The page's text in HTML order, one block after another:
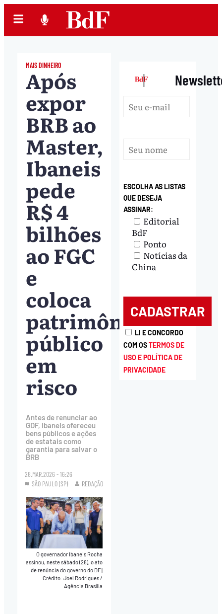
MAIS DINHEIRO
Após
expor
BRB ao
Master,
Ibaneis
pede
R$ 4
bilhões
ao FGC
e
coloca
patrimônio
público
em
risco
Antes de renunciar ao
GDF, Ibaneis ofereceu
bens públicos e ações
de estatais como
garantia para salvar o
BRB
28.MAR.2026 - 16:26
SÃO PAULO (SP)
REDAÇÃO
O governador Ibaneis Rocha
assinou, neste sábado (28), o ato
de renúncia do governo do DF|
Crédito: Joel Rodrigues /
Agência Brasília
|
ESCOLHA AS LISTAS
QUE DESEJA
ASSINAR:
Editorial
BdF
Ponto
Notícias da
China
LI E CONCORDO
COM OSTERMOS DE
USO E POLÍTICA DE
PRIVACIDADE